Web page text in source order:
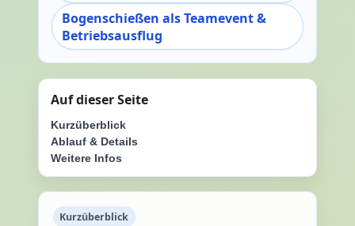
Kurzüberblick
Bogenschießen als Teamevent &
Betriebsausflug
Auf dieser Seite
Kurzüberblick
Ablauf & Details
Weitere Infos